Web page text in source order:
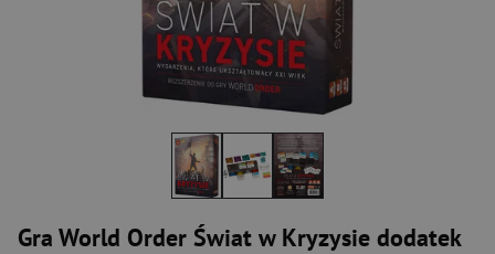
Gra World Order Świat w Kryzysie dodatek